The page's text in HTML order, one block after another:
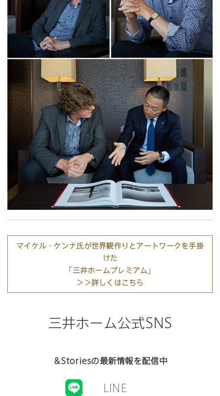
マイケル・ケンナ氏が世界観作りとアートワークを手掛
けた
「三井ホームプレミアム」
＞＞詳しくはこちら
三井ホーム公式SNS
＆Storiesの最新情報を配信中
LINE